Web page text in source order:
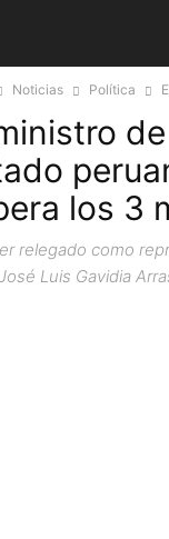
Noticias Política
los 3
relegado como
Luis Gavidia